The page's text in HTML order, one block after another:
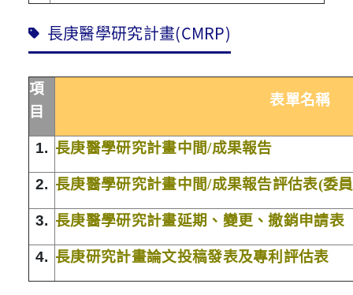
長庚醫學研究計畫(CMRP)
項
目
表單名稱
1. 長庚醫學研究計畫中間/成果報告
2. 長庚醫學研究計畫中間/成果報告評估表(委
3. 長庚醫學研究計畫延期、變更、撤銷申請表
4. 長庚研究計畫論文投稿發表及專利評估表